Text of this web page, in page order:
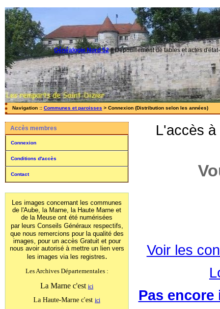
Généalogie Nord 52||Dépouillement de tables et actes
Navigation :: Communes et paroisses > Connexion (Distribution selon les années)
Accès membres
Connexion
Conditions d'accès
Contact
Les images concernant les communes
de l'Aube, la Marne, la Haute Marne et
de la Meuse ont été numérisées
par leurs Conseils Généraux respectifs,
que nous remercions pour la qualité des
images, pour un accès Gratuit et pour
nous avoir autorisé à mettre un lien vers
les images via les registres.
Les Archives Départementales :
La Marne c'est ici
La Haute-Marne c'est ici
L'accès
Voir les
Pas